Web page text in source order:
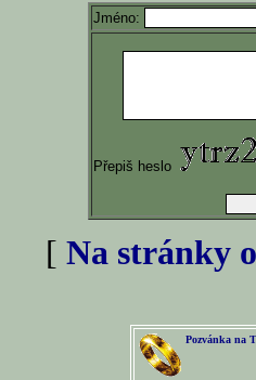
Jméno:
Přepiš heslo
[ Na stránky
Pozvánka na